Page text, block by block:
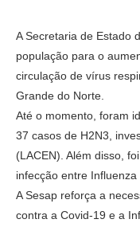
A Secretaria de Estado
população para o
circulação de vírus
Grande do Norte.
Até o momento, foram
37 casos de H2N3,
(LACEN). Além disso,
infecção entre Influenza
A Sesap reforça a
contra a Covid-19 e a